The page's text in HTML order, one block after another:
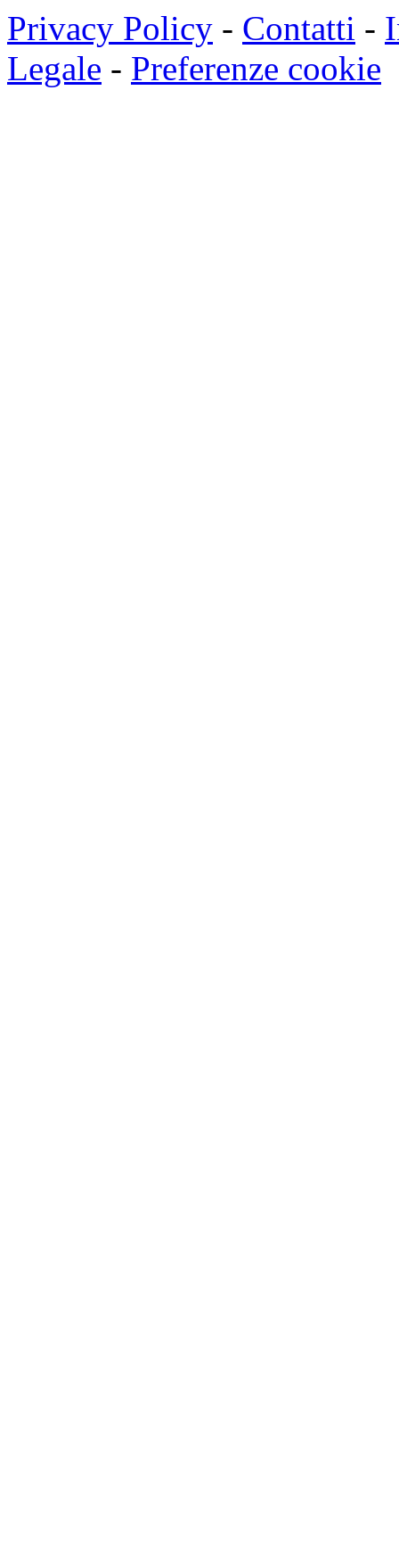
Privacy Policy - Contatti -
Legale - Preferenze cookie